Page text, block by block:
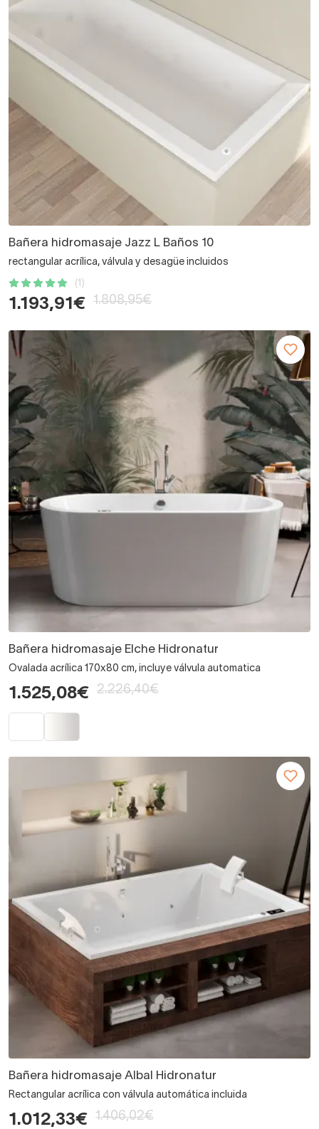
Bañera hidromasaje Jazz L Baños 10
rectangular acrílica, válvula y desagüe incluidos
(1)
1.193,91€ 1.808,95€
Bañera hidromasaje Elche Hidronatur
Ovalada acrílica 170x80 cm, incluye válvula automatica
1.525,08€ 2.226,40€
Bañera hidromasaje Albal Hidronatur
Rectangular acrílica con válvula automática incluida
1.012,33€ 1.406,02€